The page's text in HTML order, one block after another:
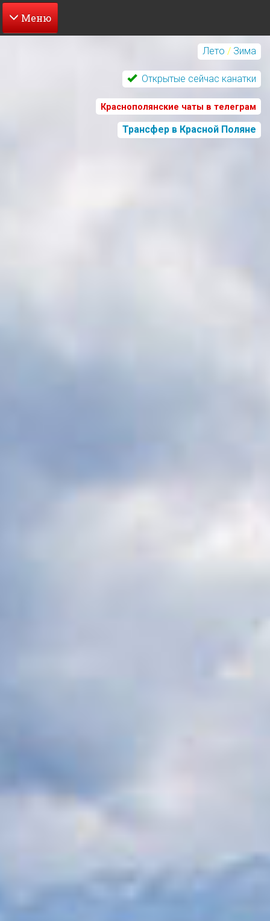
Перейти
Лето / Зима
Открытые сейчас канатки
Краснополянские чаты в телеграм
Трансфер в Красной Поляне